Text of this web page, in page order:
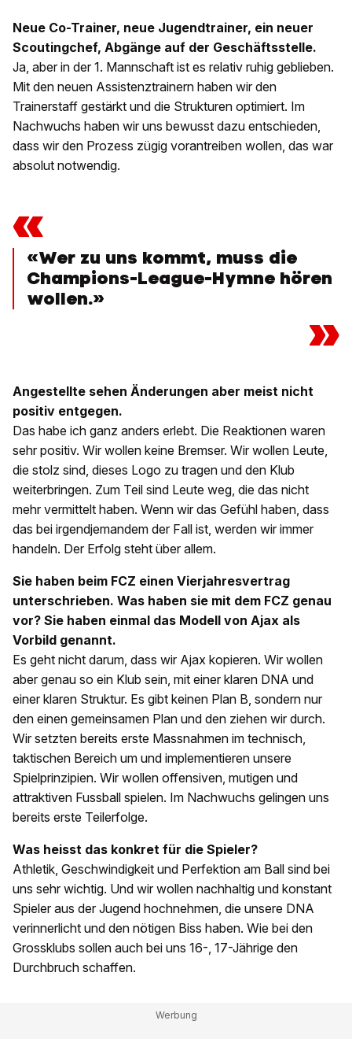
Neue Co-Trainer, neue Jugendtrainer, ein neuer
Scoutingchef, Abgänge auf der Geschäftsstelle.
Ja, aber in der 1. Mannschaft ist es relativ ruhig geblieben.
Mit den neuen Assistenztrainern haben wir den
Trainerstaff gestärkt und die Strukturen optimiert. Im
Nachwuchs haben wir uns bewusst dazu entschieden,
dass wir den Prozess zügig vorantreiben wollen, das war
absolut notwendig.
«
«Wer zu uns kommt, muss die
Champions-League-Hymne hören
wollen.»
»
Angestellte sehen Änderungen aber meist nicht
positiv entgegen.
Das habe ich ganz anders erlebt. Die Reaktionen waren
sehr positiv. Wir wollen keine Bremser. Wir wollen Leute,
die stolz sind, dieses Logo zu tragen und den Klub
weiterbringen. Zum Teil sind Leute weg, die das nicht
mehr vermittelt haben. Wenn wir das Gefühl haben, dass
das bei irgendjemandem der Fall ist, werden wir immer
handeln. Der Erfolg steht über allem.
Sie haben beim FCZ einen Vierjahresvertrag
unterschrieben. Was haben sie mit dem FCZ genau
vor? Sie haben einmal das Modell von Ajax als
Vorbild genannt.
Es geht nicht darum, dass wir Ajax kopieren. Wir wollen
aber genau so ein Klub sein, mit einer klaren DNA und
einer klaren Struktur. Es gibt keinen Plan B, sondern nur
den einen gemeinsamen Plan und den ziehen wir durch.
Wir setzten bereits erste Massnahmen im technisch,
taktischen Bereich um und implementieren unsere
Spielprinzipien. Wir wollen offensiven, mutigen und
attraktiven Fussball spielen. Im Nachwuchs gelingen uns
bereits erste Teilerfolge.
Was heisst das konkret für die Spieler?
Athletik, Geschwindigkeit und Perfektion am Ball sind bei
uns sehr wichtig. Und wir wollen nachhaltig und konstant
Spieler aus der Jugend hochnehmen, die unsere DNA
verinnerlicht und den nötigen Biss haben. Wie bei den
Grossklubs sollen auch bei uns 16-, 17-Jährige den
Durchbruch schaffen.